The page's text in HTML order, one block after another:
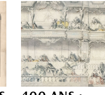
ABONNEMENT